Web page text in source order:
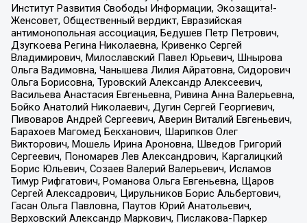
Институт Развития Свободы Информации, Экозащита!-
Женсовет, Общественный вердикт, Евразийская
антимонопольная ассоциация, Бедушев Петр Петрович,
Дзугкоева Регина Николаевна, Кривенко Сергей
Владимирович, Милославский Павел Юрьевич, Шнырова
Ольга Вадимовна, Чанышева Лилия Айратовна, Сидорович
Ольга Борисовна, Туровский Александр Алексеевич,
Васильева Анастасия Евгеньевна, Ривина Анна Валерьевна,
Бойко Анатолий Николаевич, Дугин Сергей Георгиевич,
Пивоваров Андрей Сергеевич, Аверин Виталий Евгеньевич,
Барахоев Магомед Бекханович, Шарипков Олег
Викторович, Мошель Ирина Ароновна, Шведов Григорий
Сергеевич, Пономарев Лев Александрович, Каргалицкий
Борис Юльевич, Созаев Валерий Валерьевич, Исламов
Тимур Рифгатович, Романова Ольга Евгеньевна, Щаров
Сергей Алексадрович, Цирульников Борис Альбертович,
Гасан Ольга Павловна, Паутов Юрий Анатольевич,
Верховский Александр Маркович, Пислакова-Паркер